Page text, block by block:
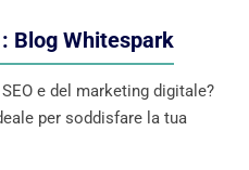
Blog Whitespark
e del marketing digitale?
per soddisfare la tua